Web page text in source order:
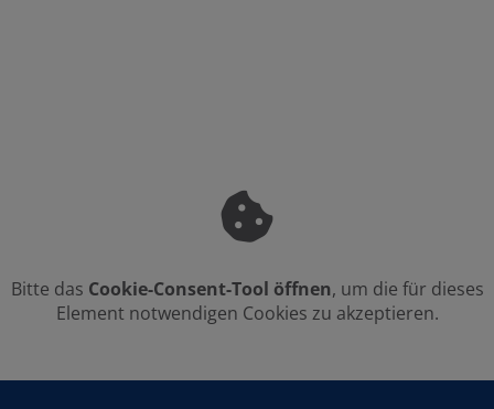
Bitte das Cookie-Consent-Tool öffnen, um die für dieses
Element notwendigen Cookies zu akzeptieren.